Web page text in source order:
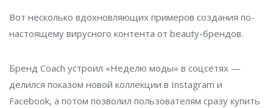
Вот несколько вдохновляющих примеров создания по-
настоящему вирусного контента от beauty-брендов.
Бренд Coach устроил «Неделю моды» в соцсетях —
делился показом новой коллекции в Instagram и
Facebook, а потом позволил пользователям сразу купить